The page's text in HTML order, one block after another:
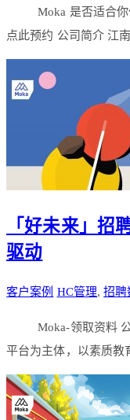
Moka 是否适合
点此预约 公司简介 江
「好未来」招
驱动
客户案例 HC管理,招聘
Moka-领取资料
平台为主体，以素质